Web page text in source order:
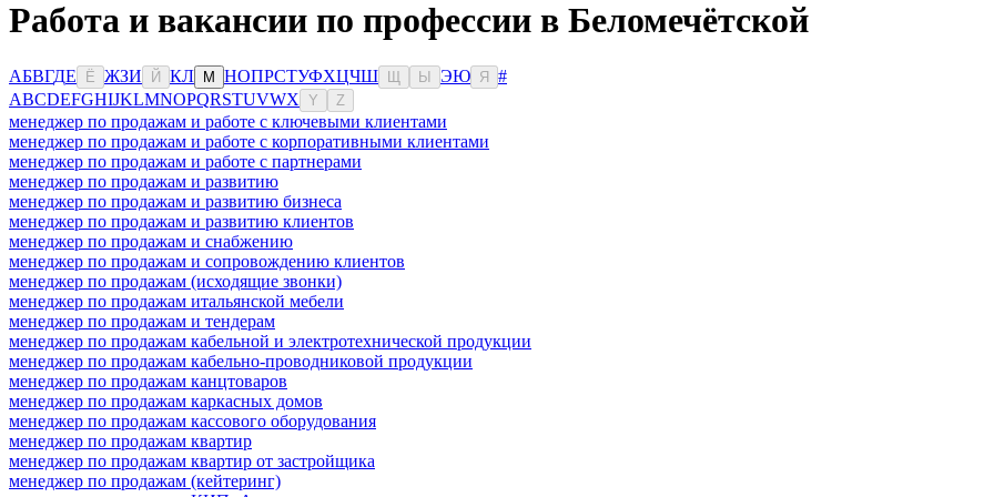
Работа и вакансии по профессии в Беломечётской
АБВГДЕ Ё ЖЗИ Й КЛ М НОПРСТУФХЦЧШ Ы ЭЮ Я
#
ABCDEFGHIJKLMNOPQRSTUVWX Y Z
менеджер по продажам и работе с ключевыми клиентами
менеджер по продажам и работе с корпоративными клиентами
менеджер по продажам и работе с партнерами
менеджер по продажам и развитию
менеджер по продажам и развитию бизнеса
менеджер по продажам и развитию клиентов
менеджер по продажам и снабжению
менеджер по продажам и сопровождению клиентов
менеджер по продажам (исходящие звонки)
менеджер по продажам итальянской мебели
менеджер по продажам и тендерам
менеджер по продажам кабельной и электротехнической продукции
менеджер по продажам кабельно-проводниковой продукции
менеджер по продажам канцтоваров
менеджер по продажам каркасных домов
менеджер по продажам кассового оборудования
менеджер по продажам квартир
менеджер по продажам квартир от застройщика
менеджер по продажам (кейтеринг)